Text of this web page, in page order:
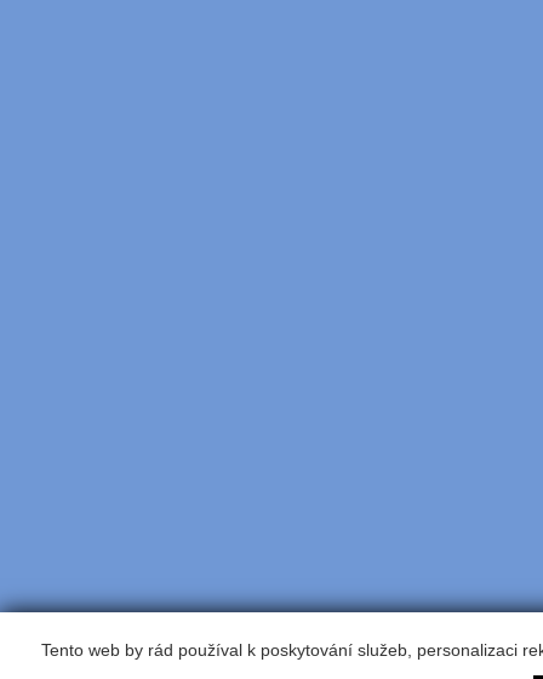
Tento web by rád používal k poskytování služeb, personalizaci